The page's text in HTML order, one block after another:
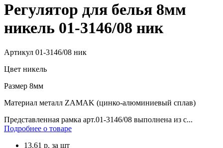
Регулятор для белья 8мм
никель 01-3146/08 ник
Артикул 01-3146/08 ник
Цвет никель
Размер 8мм
Материал металл ZAMAK (цинко-алюминиевый сплав)
Представленная рамка арт.01-3146/08 выполнена из с...
Подробнее о товаре
13.61 р. за шт